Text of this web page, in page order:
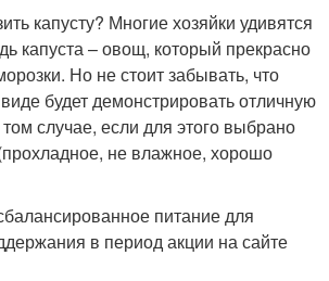
капусту? Многие хозяйки удивятся
капуста – овощ, который прекрасно
Но не стоит забывать, что
будет демонстрировать отличную
случае, если для этого выбрано
не влажное, хорошо
питание для
в период акции на сайте